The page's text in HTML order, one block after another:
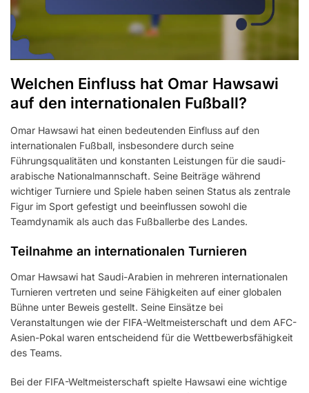
Welchen Einfluss hat Omar Hawsawi
auf den internationalen Fußball?
Omar Hawsawi hat einen bedeutenden Einfluss auf den
internationalen Fußball, insbesondere durch seine
Führungsqualitäten und konstanten Leistungen für die saudi-
arabische Nationalmannschaft. Seine Beiträge während
wichtiger Turniere und Spiele haben seinen Status als zentrale
Figur im Sport gefestigt und beeinflussen sowohl die
Teamdynamik als auch das Fußballerbe des Landes.
Teilnahme an internationalen Turnieren
Omar Hawsawi hat Saudi-Arabien in mehreren internationalen
Turnieren vertreten und seine Fähigkeiten auf einer globalen
Bühne unter Beweis gestellt. Seine Einsätze bei
Veranstaltungen wie der FIFA-Weltmeisterschaft und dem AFC-
Asien-Pokal waren entscheidend für die Wettbewerbsfähigkeit
des Teams.
Bei der FIFA-Weltmeisterschaft spielte Hawsawi eine wichtige